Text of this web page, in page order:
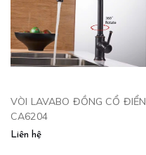
VÒI LAVABO ĐỒNG CỔ ĐIỂN
CA6204
Liên hệ